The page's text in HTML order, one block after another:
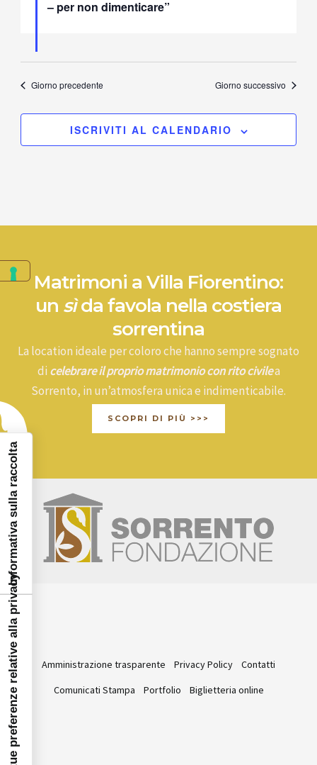
– per non dimenticare”
Giorno precedente Giorno successivo
ISCRIVITI AL CALENDARIO
Matrimoni a Villa Fiorentino:
un sìda favola nella costiera
sorrentina
La location ideale per coloro che hanno sempre sognato
di celebrare il proprio matrimonio con rito civilea
Sorrento, in un’atmosfera unica e indimenticabile.
SCOPRI DI PIÙ >>>
Amministrazione trasparente Privacy Policy
Contatti
Comunicati Stampa
Portfolio Biglietteria online
Le tue preferenze relative alla privacy
Informativa sulla raccolta